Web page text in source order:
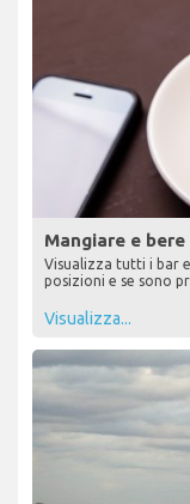
Mangiare e
Visualizza tutti i bar
posizioni e se sono
Visualizza...